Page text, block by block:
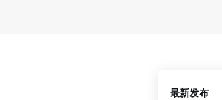
最新发布